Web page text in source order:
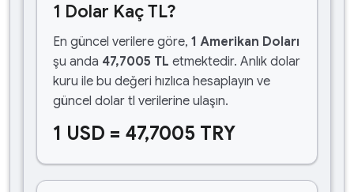
1 Dolar Kaç TL?
En güncel verilere göre, 1 Amerikan Doları
şu anda 47,7005 TL etmektedir. Anlık dolar
kuru ile bu değeri hızlıca hesaplayın ve
güncel dolar tl verilerine ulaşın.
1 USD = 47,7005 TRY